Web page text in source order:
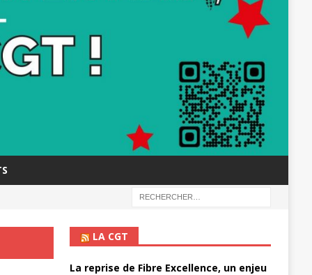
LA CGT
La reprise de Fibre Excellence, un enjeu